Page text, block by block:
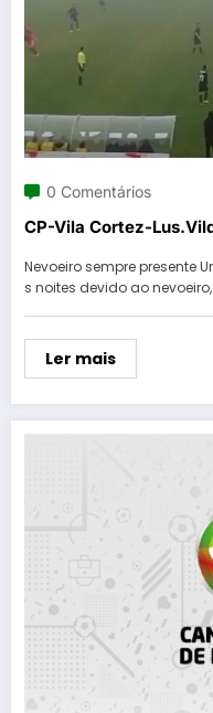
0 Comentários
CP-Vila Cortez-
Nevoeiro sempre presente
s noites devido ao
Ler mais